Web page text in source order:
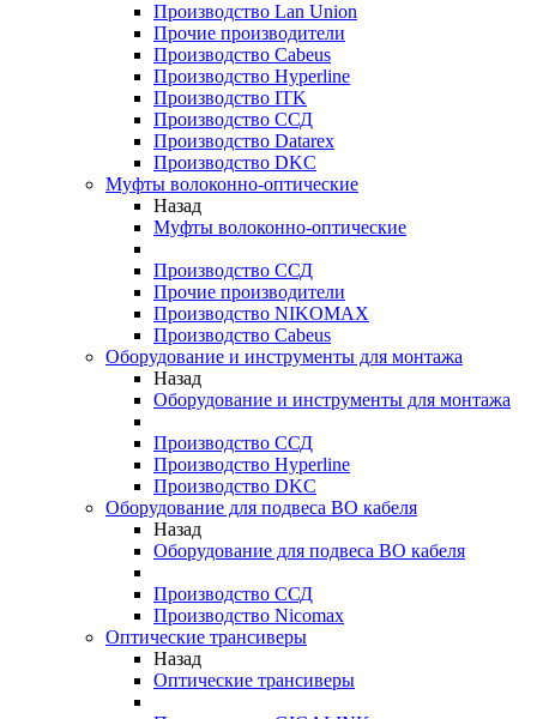
Производство Lan Union
Прочие производители
Производство Cabeus
Производство Hyperline
Производство ITK
Производство ССД
Производство Datarex
Производство DKC
Муфты волоконно-оптические
Назад
Муфты волоконно-оптические
Производство ССД
Прочие производители
Производство NIKOMAX
Производство Cabeus
Оборудование и инструменты для монтажа
Назад
Оборудование и инструменты для монтажа
Производство ССД
Производство Hyperline
Производство DKC
Оборудование для подвеса ВО кабеля
Назад
Оборудование для подвеса ВО кабеля
Производство ССД
Производство Nicomax
Оптические трансиверы
Назад
Оптические трансиверы